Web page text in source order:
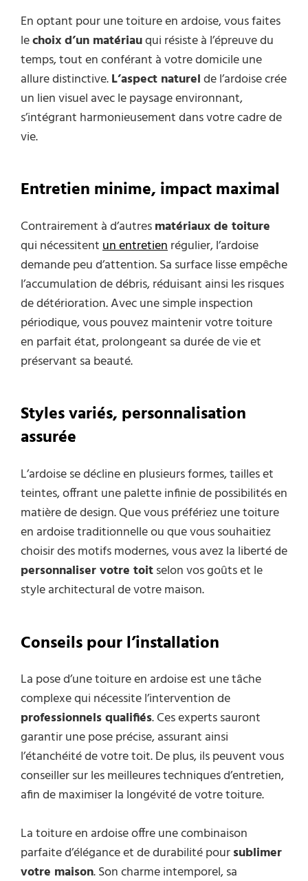
En optant pour une toiture en ardoise, vous faites
lechoix d’un matériauqui résiste à l’épreuve du
temps, tout en conférant à votre domicile une
allure distinctive.L’aspect naturelde l’ardoise crée
un lien visuel avec le paysage environnant,
s’intégrant harmonieusement dans votre cadre de
vie.
Entretien minime, impact maximal
Contrairement à d’autresmatériaux de toiture
qui nécessitentun entretienrégulier, l’ardoise
demande peu d’attention. Sa surface lisse empêche
l’accumulation de débris, réduisant ainsi les risques
de détérioration. Avec une simple inspection
périodique, vous pouvez maintenir votre toiture
en parfait état, prolongeant sa durée de vie et
préservant sa beauté.
Styles variés, personnalisation
assurée
L’ardoise se décline en plusieurs formes, tailles et
teintes, offrant une palette infinie de possibilités en
matière de design. Que vous préfériez une toiture
en ardoise traditionnelle ou que vous souhaitiez
choisir des motifs modernes, vous avez la liberté de
personnaliser votre toitselon vos goûts et le
style architectural de votre maison.
Conseils pour l’installation
La pose d’une toiture en ardoise est une tâche
complexe qui nécessite l’intervention de
professionnels qualifiés. Ces experts sauront
garantir une pose précise, assurant ainsi
l’étanchéité de votre toit. De plus, ils peuvent vous
conseiller sur les meilleures techniques d’entretien,
afin de maximiser la longévité de votre toiture.
La toiture en ardoise offre une combinaison
parfaite d’élégance et de durabilité poursublimer
votre maison. Son charme intemporel, sa